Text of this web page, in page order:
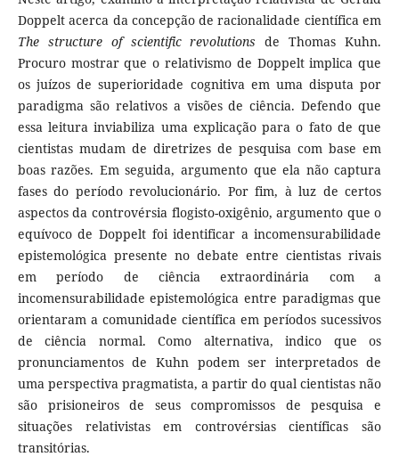
Doppelt acerca da concepção de racionalidade científica em
The structure of scientific revolutions de Thomas Kuhn.
Procuro mostrar que o relativismo de Doppelt implica que
os juízos de superioridade cognitiva em uma disputa por
paradigma são relativos a visões de ciência. Defendo que
essa leitura inviabiliza uma explicação para o fato de que
cientistas mudam de diretrizes de pesquisa com base em
boas razões. Em seguida, argumento que ela não captura
fases do período revolucionário. Por fim, à luz de certos
aspectos da controvérsia flogisto-oxigênio, argumento que o
equívoco de Doppelt foi identificar a incomensurabilidade
epistemológica presente no debate entre cientistas rivais
em período de ciência extraordinária com a
incomensurabilidade epistemológica entre paradigmas que
orientaram a comunidade científica em períodos sucessivos
de ciência normal. Como alternativa, indico que os
pronunciamentos de Kuhn podem ser interpretados de
uma perspectiva pragmatista, a partir do qual cientistas não
são prisioneiros de seus compromissos de pesquisa e
situações relativistas em controvérsias científicas são
transitórias.